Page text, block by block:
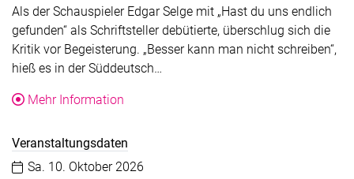
Als der Schauspieler Edgar Selge mit „Hast du uns endlich
gefunden“ als Schriftsteller debütierte, überschlug sich die
Kritik vor Begeisterung. „Besser kann man nicht schreiben“,
hieß es in der Süddeutsch…
Mehr Information
Veranstaltungsdaten
Datum:
Sa. 10. Oktober 2026